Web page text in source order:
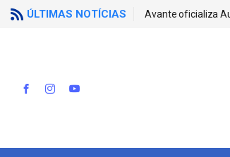
ÚLTIMAS NOTÍCIAS Avante oficializa